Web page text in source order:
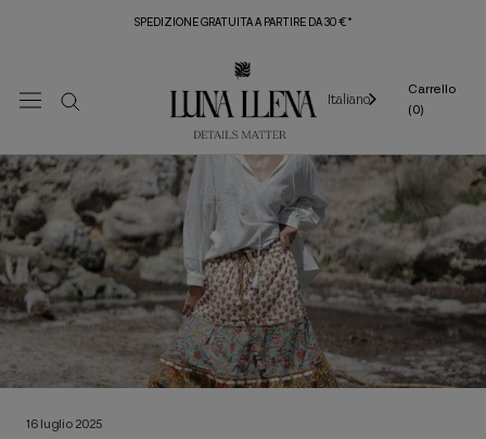
SPEDIZIONE GRATUITA A PARTIRE DA 30 €*
Italiano
Carrello
(0)
16 luglio 2025